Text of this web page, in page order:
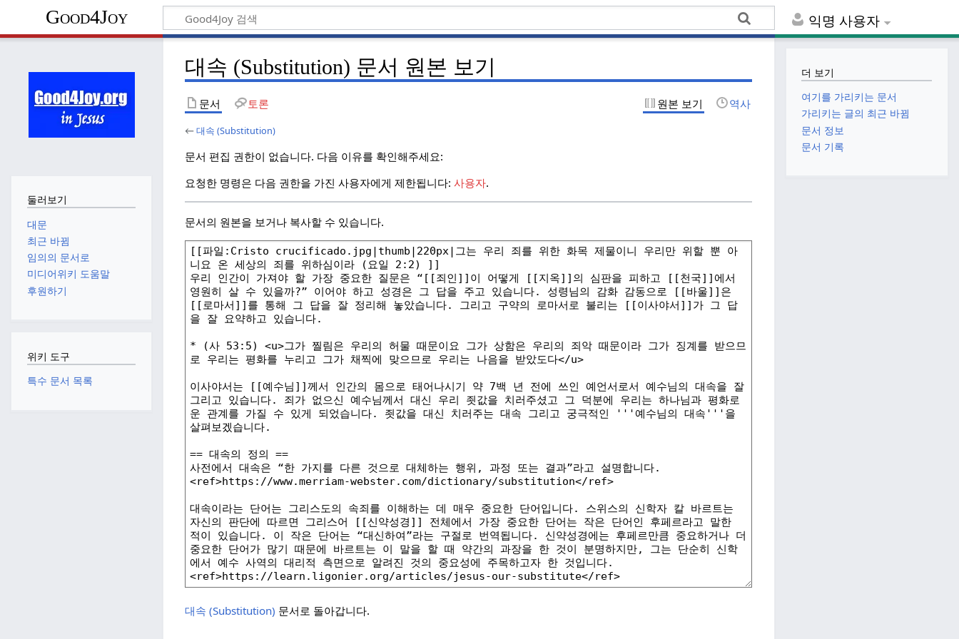
익명 사용자
Good4Joy
대속 (Substitution) 문서 원본 보기
문서 토론 원본 보기 역사
←대속 (Substitution)
문서 편집 권한이 없습니다. 다음 이유를 확인해주세요:
요청한 명령은 다음 권한을 가진 사용자에게 제한됩니다:사용자.
문서의 원본을 보거나 복사할 수 있습니다.
대속 (Substitution) 문서로 돌아갑니다.
둘러보기
대문
최근 바뀜
임의의 문서로
미디어위키 도움말
후원하기
위키 도구
특수 문서 목록
더 보기
여기를 가리키는 문서
가리키는 글의 최근 바뀜
문서 정보
문서 기록